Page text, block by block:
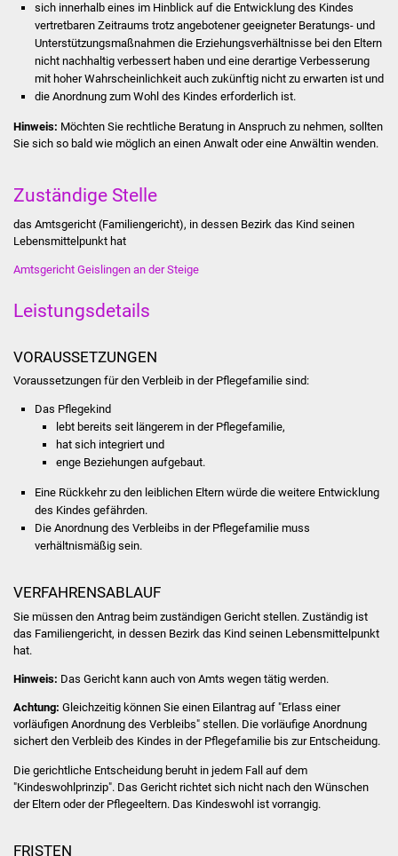
Wahlen
Stadtinfo
Was erledige ich wo
Dienstleistungen
Formulare
Bildung
Schulen
Kindergärten
sich innerhalb eines im Hinblick auf die Entwicklung des Kindes
vertretbaren Zeitraums trotz angebotener geeigneter Beratungs- und
Unterstützungsmaßnahmen die Erziehungsverhältnisse bei den Eltern
nicht nachhaltig verbessert haben und eine derartige Verbesserung
mit hoher Wahrscheinlichkeit auch zukünftig nicht zu erwarten ist und
die Anordnung zum Wohl des Kindes erforderlich ist.
Hinweis: Möchten Sie rechtliche Beratung in Anspruch zu nehmen, sollten
Sie sich so bald wie möglich an einen Anwalt oder eine Anwältin wenden.
Zuständige Stelle
das Amtsgericht (Familiengericht), in dessen Bezirk das Kind seinen
Lebensmittelpunkt hat
Amtsgericht Geislingen an der Steige
Leistungsdetails
VORAUSSETZUNGEN
Voraussetzungen für den Verbleib in der Pflegefamilie sind:
Das Pflegekind
lebt bereits seit längerem in der Pflegefamilie,
hat sich integriert und
enge Beziehungen aufgebaut.
Eine Rückkehr zu den leiblichen Eltern würde die weitere Entwicklung
des Kindes gefährden.
Die Anordnung des Verbleibs in der Pflegefamilie muss
verhältnismäßig sein.
VERFAHRENSABLAUF
Sie müssen den Antrag beim zuständigen Gericht stellen. Zuständig ist
das Familiengericht, in dessen Bezirk das Kind seinen Lebensmittelpunkt
hat.
Hinweis: Das Gericht kann auch von Amts wegen tätig werden.
Achtung: Gleichzeitig können Sie einen Eilantrag auf "Erlass einer
vorläufigen Anordnung des Verbleibs" stellen. Die vorläufige Anordnung
sichert den Verbleib des Kindes in der Pflegefamilie bis zur Entscheidung.
Die gerichtliche Entscheidung beruht in jedem Fall auf dem
"Kindeswohlprinzip". Das Gericht richtet sich nicht nach den Wünschen
der Eltern oder der Pflegeeltern. Das Kindeswohl ist vorrangig.
FRISTEN